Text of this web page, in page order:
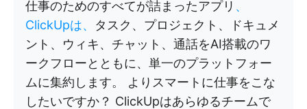
仕事のためのすべてが詰まったアプリ 、
ClickUpは、 タスク、プロジェクト、ドキュメ
ント、ウィキ、チャット、通話をAI搭載のワ
ークフローとともに、単一のプラットフォー
ムに集約します。 よりスマートに仕事をこな
したいですか？ ClickUpはあらゆるチームで